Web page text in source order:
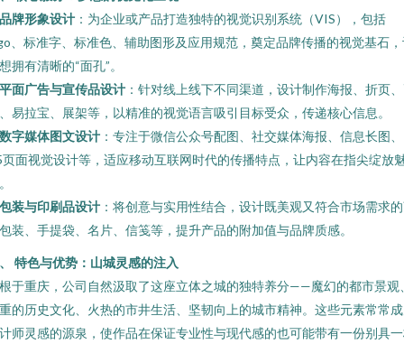
品牌形象设计 ：为企业或产品打造独特的视觉识别系统（VIS），包括
、标准字、标准色、辅助图形及应用规范，奠定品牌传播的视觉基石
拥有清晰的“面孔”。
平面广告与宣传品设计 ：针对线上线下不同渠道，设计制作海报、折页
易拉宝、展架等，以精准的视觉语言吸引目标受众，传递核心信息。
数字媒体图文设计 ：专注于微信公众号配图、社交媒体海报、信息长图、
页面视觉设计等，适应移动互联网时代的传播特点，让内容在指尖绽放
包装与印刷品设计 ：将创意与实用性结合，设计既美观又符合市场需求
装、手提袋、名片、信笺等，提升产品的附加值与品牌质感。
特色与优势：山城灵感的注入
于重庆，公司自然汲取了这座立体之城的独特养分——魔幻的都市景观
的历史文化、火热的市井生活、坚韧向上的城市精神。这些元素常常
师灵感的源泉，使作品在保证专业性与现代感的也可能带有一份别具